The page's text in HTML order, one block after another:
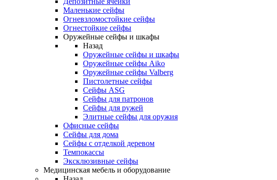
Маленькие сейфы
Огневзломостойкие сейфы
Огнестойкие сейфы
Оружейные сейфы и шкафы
Назад
Оружейные сейфы и шкафы
Оружейные сейфы Aiko
Оружейные сейфы Valberg
Пистолетные сейфы
Сейфы ASG
Сейфы для патронов
Сейфы для ружей
Элитные сейфы для оружия
Офисные сейфы
Сейфы для дома
Сейфы с отделкой деревом
Темпокассы
Эксклюзивные сейфы
Медицинская мебель и оборудование